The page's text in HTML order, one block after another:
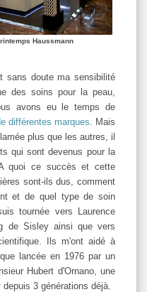
Haussmann
sans doute ma sensibilité
des soins pour la peau,
avons eu le temps de
différentes marques . Mais
plus que les autres, il
qui sont devenus pour la
quoi ce succès et cette
sont-ils dus, comment
et de quel type de soin
tournée vers Laurence
de Sisley ainsi que vers
Ils m'ont aidé à
lancée en 1976 par un
Hubert d'Ornano, une
3 générations déjà.